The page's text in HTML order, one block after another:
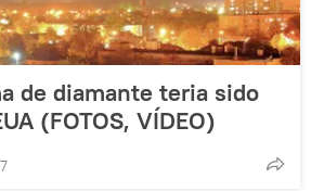
de diamante teria sido
(FOTOS, VÍDEO)